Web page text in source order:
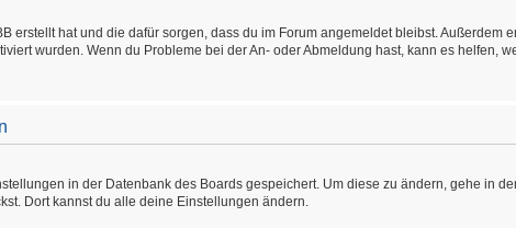
erstellt hat und die dafür sorgen, dass du im Forum angemeldet bleibst.
wurden. Wenn du Probleme bei der An- oder Abmeldung hast, kann es helfen,
in der Datenbank des Boards gespeichert. Um diese zu ändern, gehe in
Dort kannst du alle deine Einstellungen ändern.